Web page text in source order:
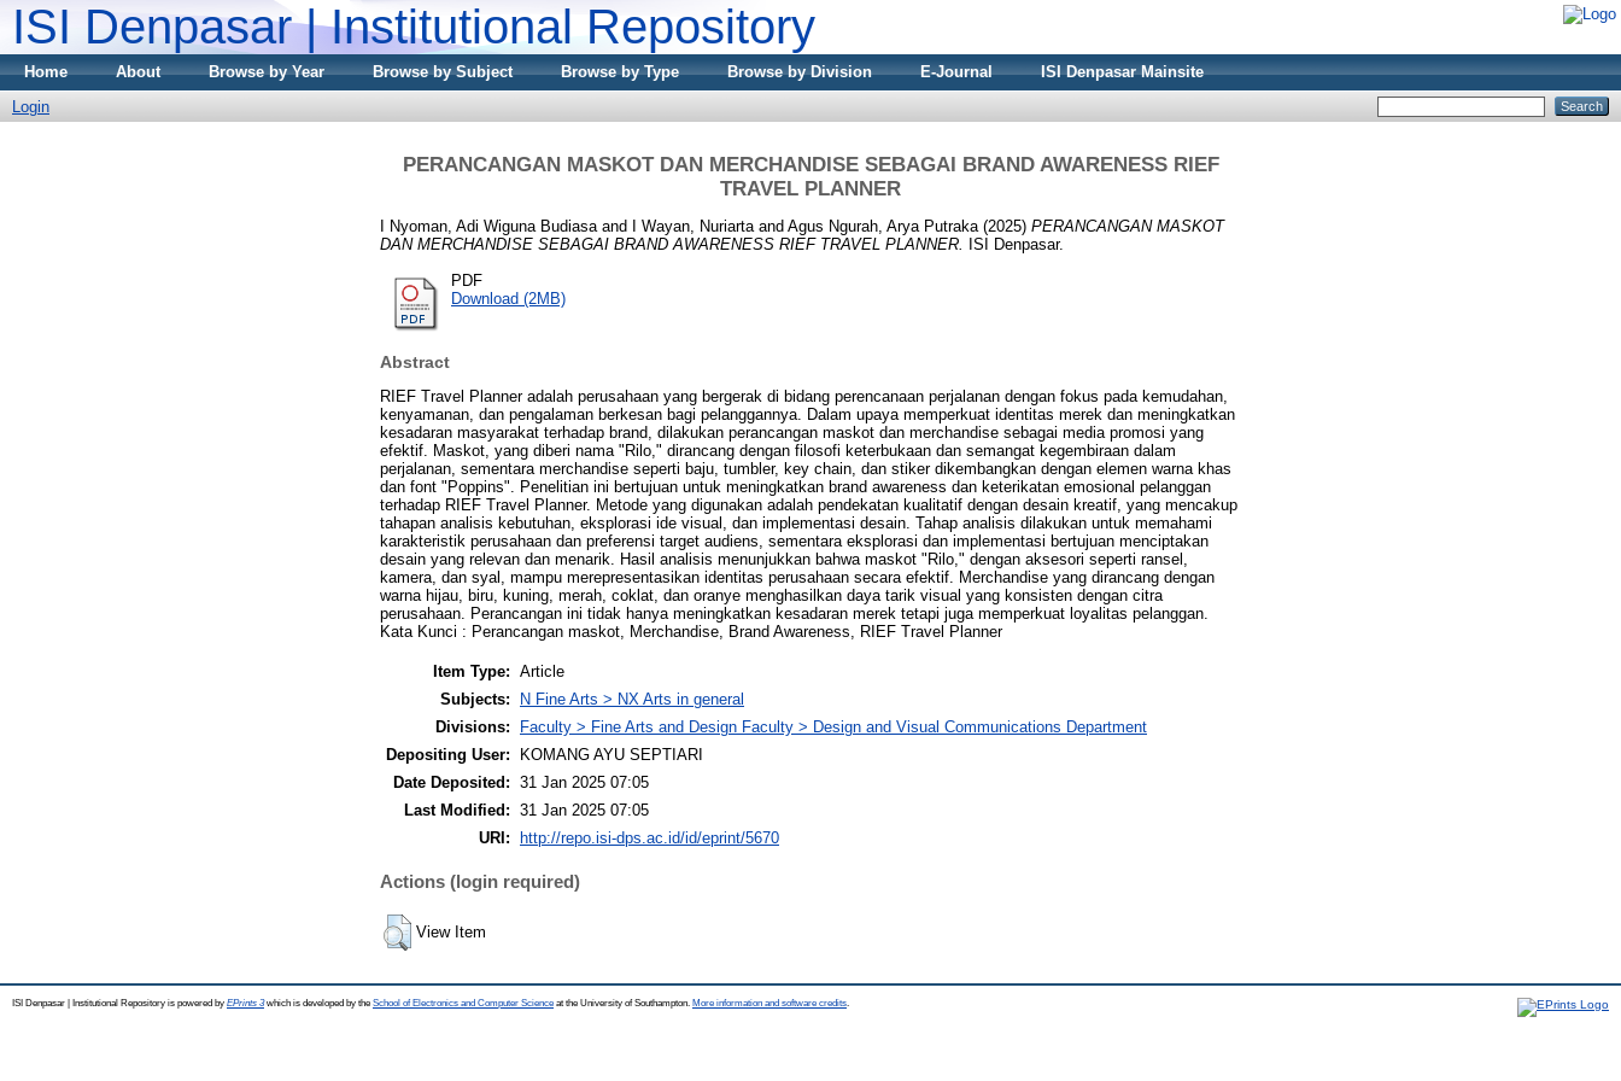
ISI Denpasar | Institutional Repository
Home About Browse by Year Browse by Subject Browse by Type Browse by Division E-Journal
ISI Denpasar Mainsite
Login
PERANCANGAN MASKOT DAN MERCHANDISE SEBAGAI BRAND AWARENESS RIEF
TRAVEL PLANNER
I Nyoman, Adi Wiguna Budiasa and I Wayan, Nuriarta and Agus Ngurah, Arya Putraka (2025) PERANCANGAN MASKOT
DAN MERCHANDISE SEBAGAI BRAND AWARENESS RIEF TRAVEL PLANNER. ISI Denpasar.
PDF
Download (2MB)
Abstract
RIEF Travel Planner adalah perusahaan yang bergerak di bidang perencanaan perjalanan dengan fokus pada kemudahan,
kenyamanan, dan pengalaman berkesan bagi pelanggannya. Dalam upaya memperkuat identitas merek dan meningkatkan
kesadaran masyarakat terhadap brand, dilakukan perancangan maskot dan merchandise sebagai media promosi yang
efektif. Maskot, yang diberi nama "Rilo," dirancang dengan filosofi keterbukaan dan semangat kegembiraan dalam
perjalanan, sementara merchandise seperti baju, tumbler, key chain, dan stiker dikembangkan dengan elemen warna khas
dan font "Poppins". Penelitian ini bertujuan untuk meningkatkan brand awareness dan keterikatan emosional pelanggan
terhadap RIEF Travel Planner. Metode yang digunakan adalah pendekatan kualitatif dengan desain kreatif, yang mencakup
tahapan analisis kebutuhan, eksplorasi ide visual, dan implementasi desain. Tahap analisis dilakukan untuk memahami
karakteristik perusahaan dan preferensi target audiens, sementara eksplorasi dan implementasi bertujuan menciptakan
desain yang relevan dan menarik. Hasil analisis menunjukkan bahwa maskot "Rilo," dengan aksesori seperti ransel,
kamera, dan syal, mampu merepresentasikan identitas perusahaan secara efektif. Merchandise yang dirancang dengan
warna hijau, biru, kuning, merah, coklat, dan oranye menghasilkan daya tarik visual yang konsisten dengan citra
perusahaan. Perancangan ini tidak hanya meningkatkan kesadaran merek tetapi juga memperkuat loyalitas pelanggan.
Kata Kunci : Perancangan maskot, Merchandise, Brand Awareness, RIEF Travel Planner
Item Type: Article
Subjects:
N Fine Arts > NX Arts in general
Divisions:
Faculty > Fine Arts and Design Faculty > Design and Visual Communications Department
Depositing User:
KOMANG AYU SEPTIARI
Date Deposited: 31 Jan 2025 07:05
Last Modified: 31 Jan 2025 07:05
URI: http://repo.isi-dps.ac.id/id/eprint/5670
Actions (login required)
View Item
ISI Denpasar | Institutional Repository is powered by EPrints 3which is developed by the School of Electronics and Computer Science at the University of Southampton. More information and software credits